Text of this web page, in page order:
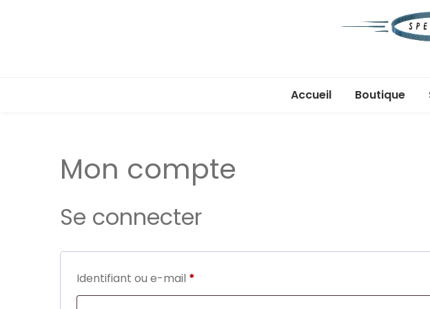
Accueil Boutique
Mon compte
Se connecter
Identifiant ou e-mail *